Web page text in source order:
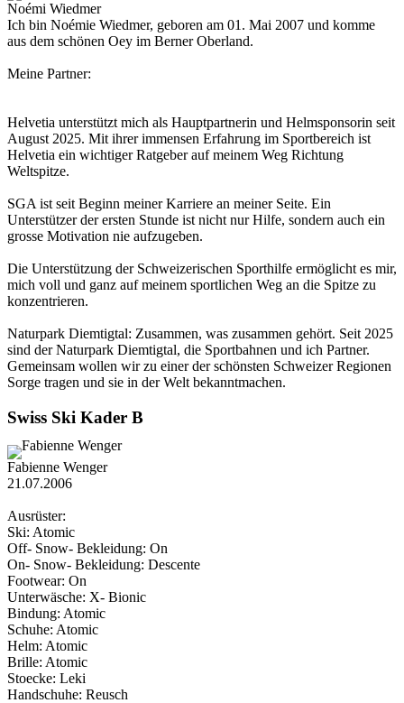
Noémi Wiedmer
Ich bin Noémie Wiedmer, geboren am 01. Mai 2007 und komme
aus dem schönen Oey im Berner Oberland.
Meine Partner:
Helvetia unterstützt mich als Hauptpartnerin und Helmsponsorin seit
August 2025. Mit ihrer immensen Erfahrung im Sportbereich ist
Helvetia ein wichtiger Ratgeber auf meinem Weg Richtung
Weltspitze.
SGA ist seit Beginn meiner Karriere an meiner Seite. Ein
Unterstützer der ersten Stunde ist nicht nur Hilfe, sondern auch ein
grosse Motivation nie aufzugeben.
Die Unterstützung der Schweizerischen Sporthilfe ermöglicht es mir,
mich voll und ganz auf meinem sportlichen Weg an die Spitze zu
konzentrieren.
Naturpark Diemtigtal: Zusammen, was zusammen gehört. Seit 2025
sind der Naturpark Diemtigtal, die Sportbahnen und ich Partner.
Gemeinsam wollen wir zu einer der schönsten Schweizer Regionen
Sorge tragen und sie in der Welt bekanntmachen.
Swiss Ski Kader B
Fabienne Wenger
21.07.2006
Ausrüster:
Ski: Atomic
Off- Snow- Bekleidung: On
On- Snow- Bekleidung: Descente
Footwear: On
Unterwäsche: X- Bionic
Bindung: Atomic
Schuhe: Atomic
Helm: Atomic
Brille: Atomic
Stoecke: Leki
Handschuhe: Reusch